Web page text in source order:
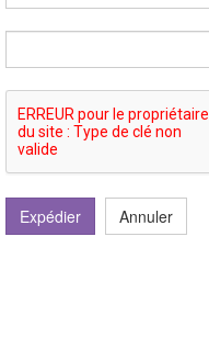
Expédier Annuler